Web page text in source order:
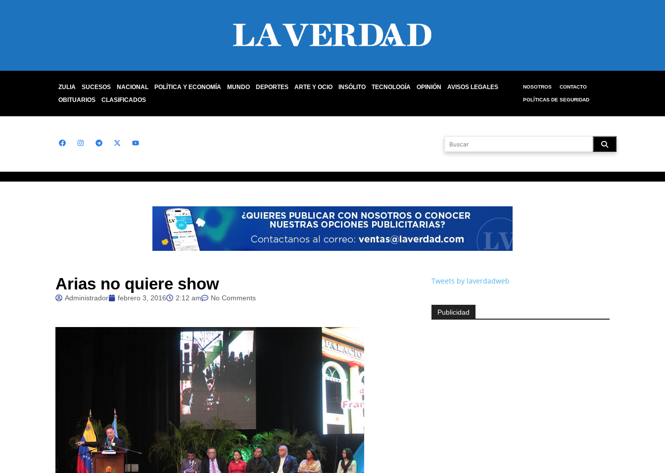
ZULIA SUCESOS NACIONAL POLÍTICA Y ECONOMÍA MUNDO DEPORTES ARTE Y OCIO INSÓLITO TECNOLOGÍA OPINIÓN
AVISOS LEGALES
OBITUARIOS
CLASIFICADOS
NOSOTROS CONTACTO
POLÍTICAS DE SEGURIDAD
Arias no quiere show
Administrador febrero 3, 2016 2:12 am No Comments
Tweets by laverdadweb
Publicidad